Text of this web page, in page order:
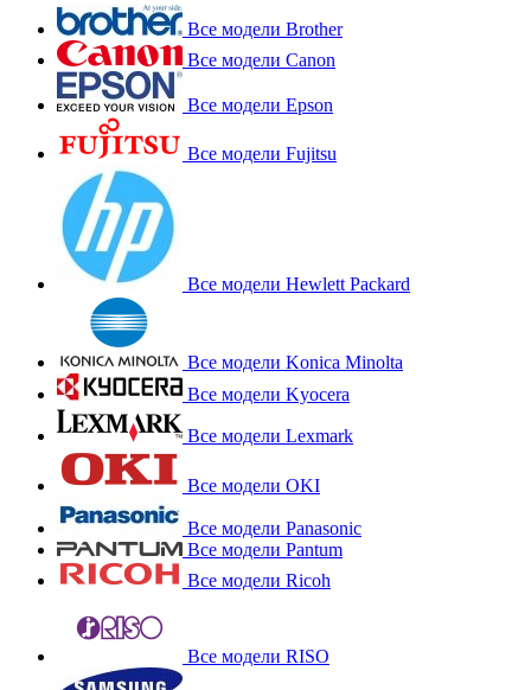
Все модели Brother
Все модели Canon
Все модели Epson
Все модели Fujitsu
Все модели Hewlett Packard
Все модели Konica Minolta
Все модели Kyocera
Все модели Lexmark
Все модели OKI
Все модели Panasonic
Все модели Pantum
Все модели Ricoh
Все модели RISO